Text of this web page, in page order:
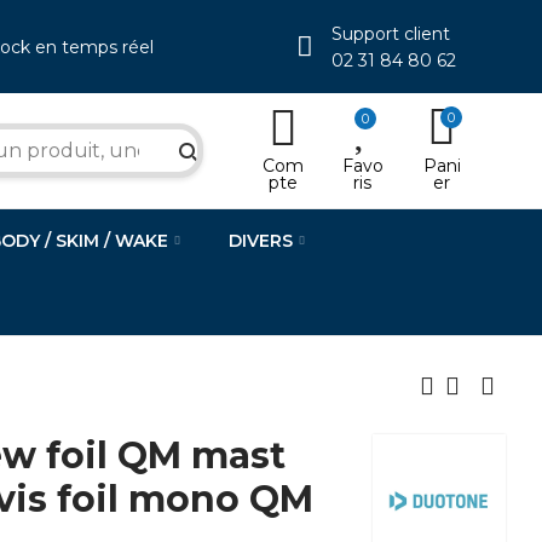
en temps réel
Support client
02 31 84 80 62
search Com
pte
0
Favo
ris
0
Pani
er
/ SKIM / WAKE DIVERS
foil QM mast
foil mono QM